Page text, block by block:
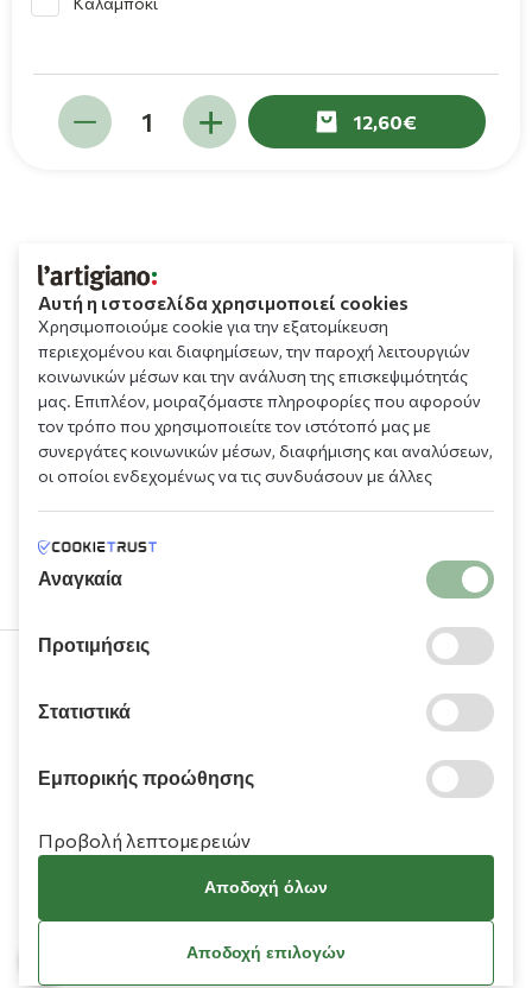
12,60
210 9709 100
Χρειάζεστε βοήθεια;
Αυτή η ιστοσελίδα χρησιμοποιεί cookies
Χρησιμοποιούμε cookie για την εξατομίκευση
περιεχομένου και διαφημίσεων, την παροχή λειτουργιών
κοινωνικών μέσων και την ανάλυση της επισκεψιμότητάς
μας. Επιπλέον, μοιραζόμαστε πληροφορίες που αφορούν
τον τρόπο που χρησιμοποιείτε τον ιστότοπό μας με
συνεργάτες κοινωνικών μέσων, διαφήμισης και αναλύσεων,
οι οποίοι ενδεχομένως να τις συνδυάσουν με άλλες
υπηρεσιών τους.
Αναγκαία
Προτιμήσεις
Στατιστικά
Εμπορικής προώθησης
Προβολή λεπτομερειών
Αποδοχή όλων
Αποδοχή επιλογών